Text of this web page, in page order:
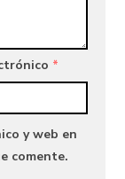
*
y web en
comente.